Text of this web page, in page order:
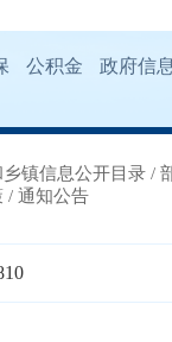
公积金 政府信
镇信息公开目录 /
/ 通知公告